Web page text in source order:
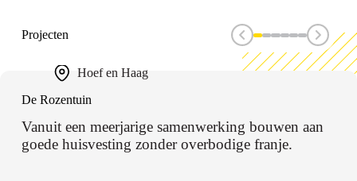
Projecten
Hoef en Haag
De Rozentuin
Vanuit een meerjarige samenwerking bouwen aan
goede huisvesting zonder overbodige franje.